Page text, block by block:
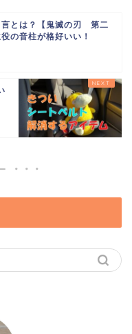
言とは？【鬼滅の刃 第二
の音柱が格好いい！